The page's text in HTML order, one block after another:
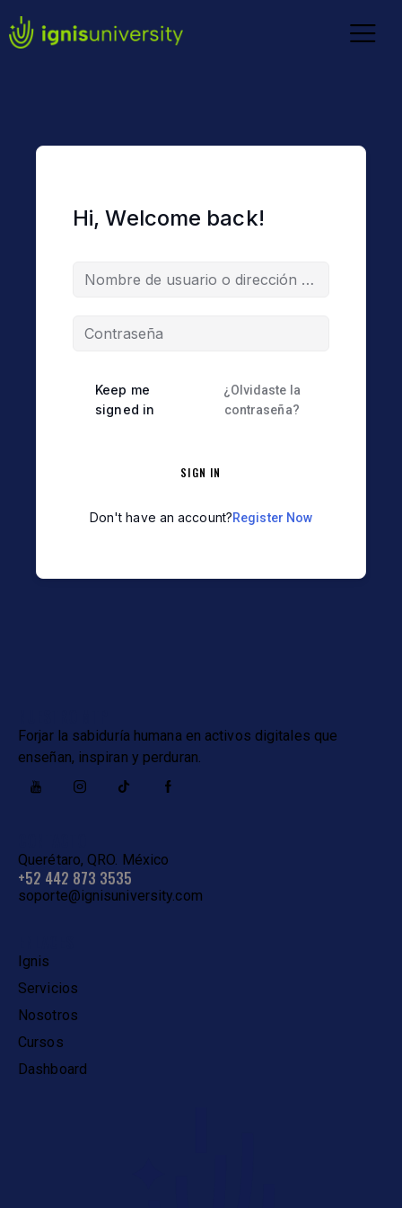
Hi, Welcome back!
Keep me
signed in
¿Olvidaste la
contraseña?
SIGN IN
Don't have an account?Register Now
Forjar la sabiduría humana en activos digitales que
enseñan, inspiran y perduran.
Querétaro, QRO. México
+52 442 873 3535
soporte@ignisuniversity.com
Ignis
Servicios
Nosotros
Cursos
Dashboard